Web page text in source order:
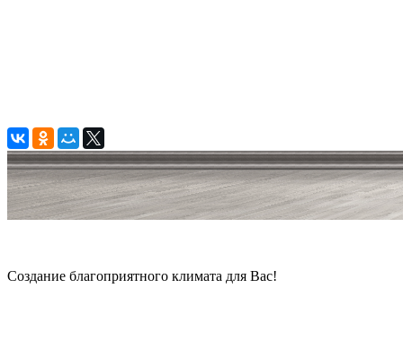
Создание благоприятного климата для Вас!